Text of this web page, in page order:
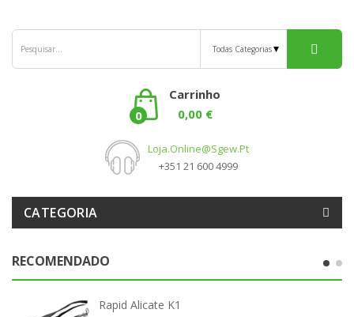
Carrinho
0
0,00 €
Loja.online@sgew.pt
+351 21 600 4999
CATEGORIA
RECOMENDADO
Rapid Alicate K1